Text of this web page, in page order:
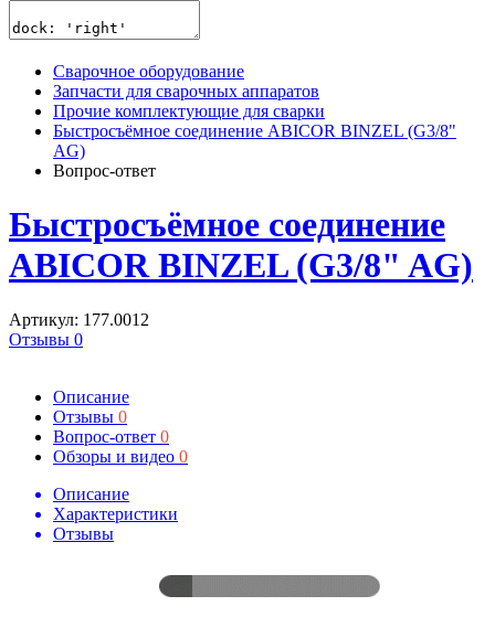
Сварочное оборудование
Запчасти для сварочных аппаратов
Прочие комплектующие для сварки
Быстросъёмное соединение ABICOR BINZEL (G3/8"
AG)
Вопрос-ответ
Быстросъёмное соединение
ABICOR BINZEL (G3/8" AG)
Артикул: 177.0012
Отзывы 0
Описание
Отзывы 0
Вопрос-ответ 0
Обзоры и видео 0
Описание
Характеристики
Отзывы